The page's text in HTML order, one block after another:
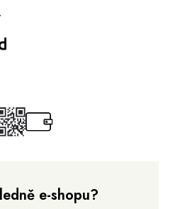
e-shopu?